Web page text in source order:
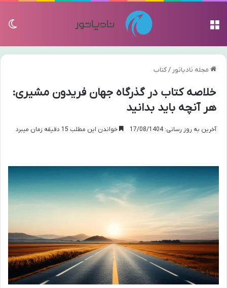
مجله نادیاتور /کتاب
خلاصه کتاب در گذرگاه جهان فریدون مشیری:
هر آنچه باید بدانید
آخرین به روز رسانی: 17/08/1404 خواندن این مطلب 15 دقیقه زمان میبرد